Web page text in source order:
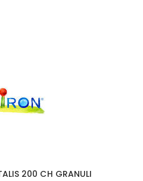
200 CH GRANULI